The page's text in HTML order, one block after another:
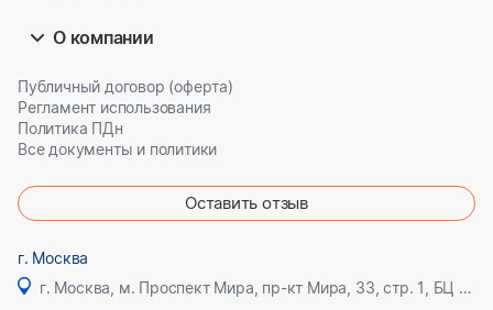
О компании
Публичный договор (оферта)
Регламент использования
Политика ПДн
Все документы и политики
Оставить отзыв
г. Москва
г. Москва, м. Проспект Мира, пр-кт Мира, 33, стр. 1, БЦ Олимпик плаза